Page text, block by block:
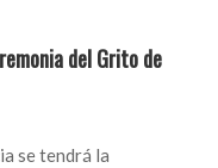
del Grito de
se tendrá la